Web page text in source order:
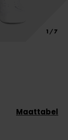
Maattabel